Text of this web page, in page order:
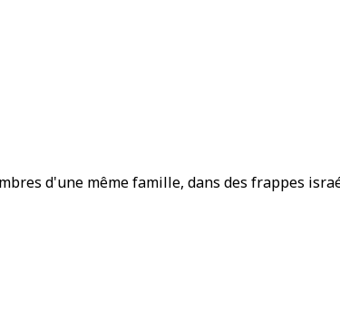
d'une même famille, dans des frappes